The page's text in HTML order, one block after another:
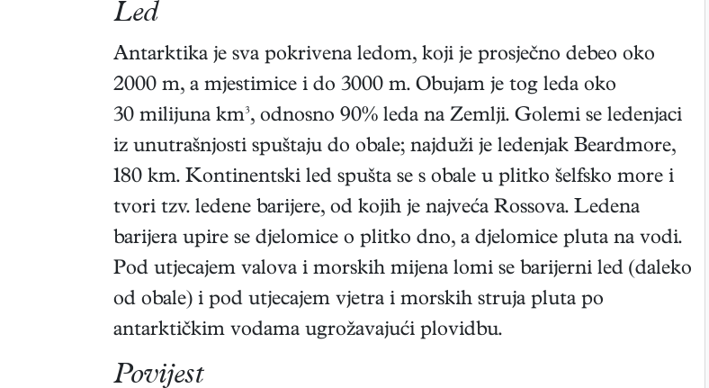
Led
Antarktika je sva pokrivena ledom, koji je prosječno debeo oko
2000 m, a mjestimice i do 3000 m. Obujam je tog leda oko
30 milijuna km³, odnosno 90% leda na Zemlji. Golemi se ledenjaci
iz unutrašnjosti spuštaju do obale; najduži je ledenjak Beardmore,
180 km. Kontinentski led spušta se s obale u plitko šelfsko more i
tvori tzv. ledene barijere, od kojih je najveća Rossova. Ledena
barijera upire se djelomice o plitko dno, a djelomice pluta na vodi.
Pod utjecajem valova i morskih mijena lomi se barijerni led (daleko
od obale) i pod utjecajem vjetra i morskih struja pluta po
antarktičkim vodama ugrožavajući plovidbu.
Povijest